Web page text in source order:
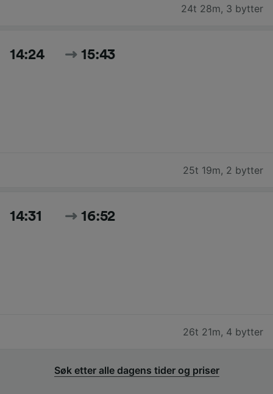
24t 28m, 3 bytter
14:24 15:43
25t 19m, 2 bytter
14:31 16:52
26t 21m, 4 bytter
Søk etter alle dagens tider og priser